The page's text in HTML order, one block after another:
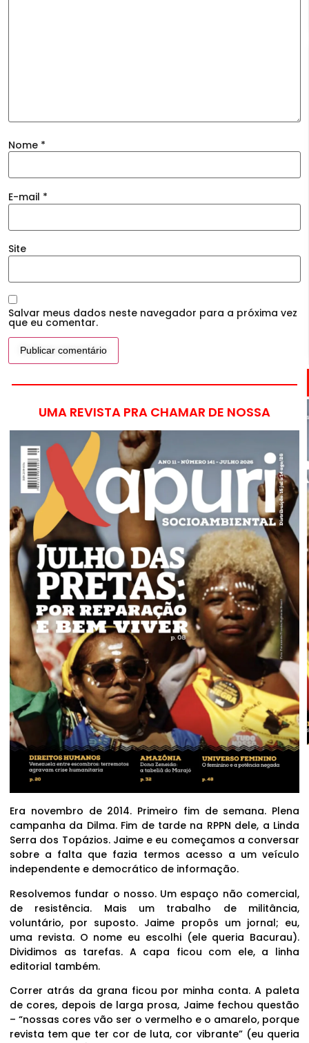
Nome *
E-mail *
Site
Salvar meus dados neste navegador para a próxima vez
que eu comentar.
UMA REVISTA PRA CHAMAR DE NOSSA
Era novembro de 2014. Primeiro fim de semana. Plena
campanha da Dilma. Fim de tarde na RPPN dele, a Linda
Serra dos Topázios. Jaime e eu começamos a conversar
sobre a falta que fazia termos acesso a um veículo
independente e democrático de informação.
Resolvemos fundar o nosso. Um espaço não comercial,
de resistência. Mais um trabalho de militância,
voluntário, por suposto. Jaime propôs um jornal; eu,
uma revista. O nome eu escolhi (ele queria Bacurau).
Dividimos as tarefas. A capa ficou com ele, a linha
editorial também.
Correr atrás da grana ficou por minha conta. A paleta
de cores, depois de larga prosa, Jaime fechou questão
– “nossas cores vão ser o vermelho e o amarelo, porque
revista tem que ter cor de luta, cor vibrante” (eu queria